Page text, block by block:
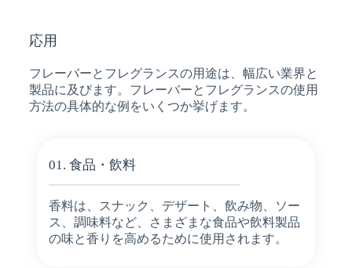
応用
フレーバーとフレグランスの用途は、幅広い業界と
製品に及びます。フレーバーとフレグランスの使用
方法の具体的な例をいくつか挙げます。
01. 食品・飲料
香料は、スナック、デザート、飲み物、ソー
ス、調味料など、さまざまな食品や飲料製品
の味と香りを高めるために使用されます。